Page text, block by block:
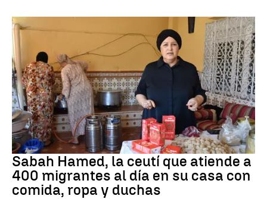
Crisis Ceuta
Sabah Hamed, la ceutí que atiende a
400 migrantes al día en su casa con
comida, ropa y duchas